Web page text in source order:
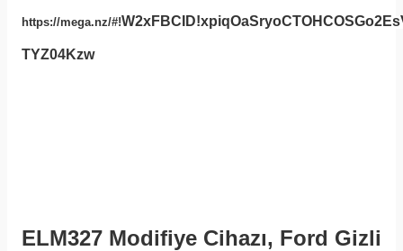
https://mega.nz/#!
TYZ04Kzw
ELM327 Modifiye Cihazı, Ford Gizli